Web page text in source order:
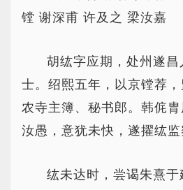
镗 谢深甫 许及之 梁汝嘉
胡纮字应期，处州遂
士。绍熙五年，以京镗荐，
农寺主簿、秘书郎。韩侂
汝愚，意犹未快，遂擢纮监
纮未达时，尝谒朱熹